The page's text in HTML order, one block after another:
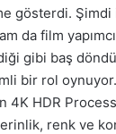
gösterdi.
da film
gibi baş
bir rol
4K HDR
renk ve